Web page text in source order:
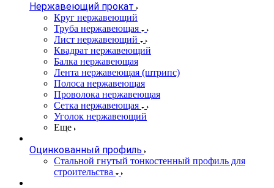
Нержавеющий прокат
Круг нержавеющий
Труба нержавеющая
Лист нержавеющий
Квадрат нержавеющий
Балка нержавеющая
Лента нержавеющая (штрипс)
Полоса нержавеющая
Проволока нержавеющая
Сетка нержавеющая
Уголок нержавеющий
Еще
Оцинкованный профиль
Стальной гнутый тонкостенный профиль для
строительства